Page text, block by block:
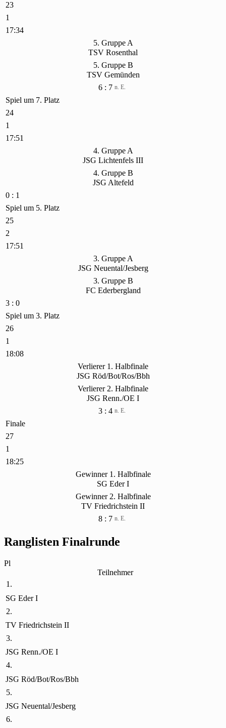
23
1
17:34
5. Gruppe A
TSV Rosenthal
5. Gruppe B
TSV Gemünden
6 : 7 n. E.
Spiel um 7. Platz
24
1
17:51
4. Gruppe A
JSG Lichtenfels III
4. Gruppe B
JSG Altefeld
0 : 1
Spiel um 5. Platz
25
2
17:51
3. Gruppe A
JSG Neuental/Jesberg
3. Gruppe B
FC Ederbergland
3 : 0
Spiel um 3. Platz
26
1
18:08
Verlierer 1. Halbfinale
JSG Röd/Bot/Ros/Bbh
Verlierer 2. Halbfinale
JSG Renn./OE I
3 : 4 n. E.
Finale
27
1
18:25
Gewinner 1. Halbfinale
SG Eder I
Gewinner 2. Halbfinale
TV Friedrichstein II
8 : 7 n. E.
Ranglisten Finalrunde
Pl
Teilnehmer
1.
SG Eder I
2.
TV Friedrichstein II
3.
JSG Renn./OE I
4.
JSG Röd/Bot/Ros/Bbh
5.
JSG Neuental/Jesberg
6.